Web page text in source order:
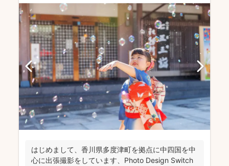
はじめまして、香川県多度津町を拠点に中四国を中
心に出張撮影をしています、Photo Design Switch